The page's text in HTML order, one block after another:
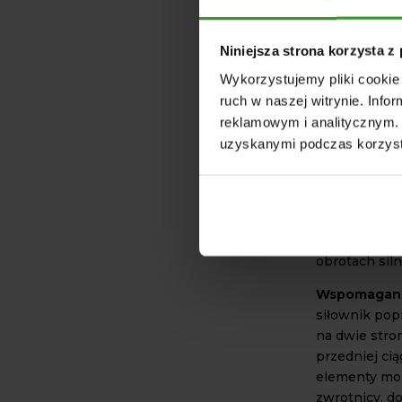
Niniejsza strona korzysta z
Wykorzystujemy pliki
ruch w naszej witrynie.
reklamowym i
uzyskanymi podczas
Jednym z
przykręcany
sprężarki.
oryginalnej
obrotach
siłownik
na dwie
przedniej
elementy
zwrotnicy,